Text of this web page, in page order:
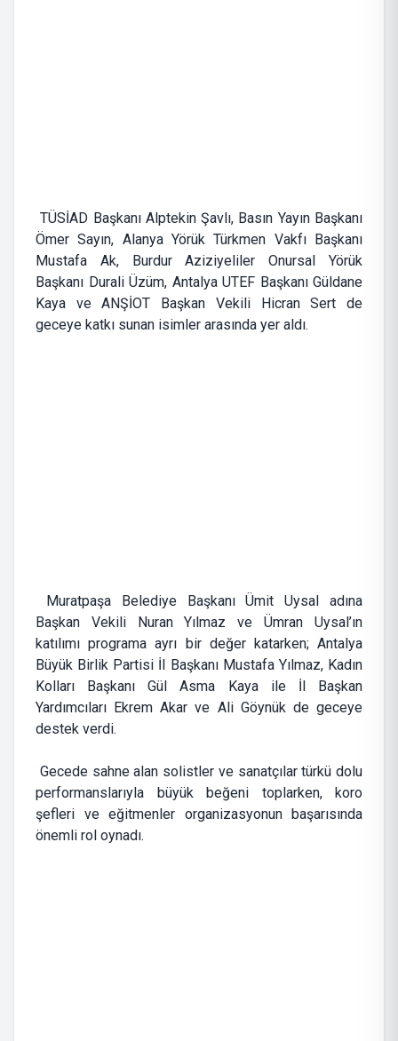
TÜSİAD Başkanı Alptekin Şavlı, Basın Yayın Başkanı
Ömer Sayın, Alanya Yörük Türkmen Vakfı Başkanı
Mustafa Ak, Burdur Aziziyeliler Onursal Yörük
Başkanı Durali Üzüm, Antalya UTEF Başkanı Güldane
Kaya ve ANŞİOT Başkan Vekili Hicran Sert de
geceye katkı sunan isimler arasında yer aldı.
Muratpaşa Belediye Başkanı Ümit Uysal adına
Başkan Vekili Nuran Yılmaz ve Ümran Uysal’ın
katılımı programa ayrı bir değer katarken; Antalya
Büyük Birlik Partisi İl Başkanı Mustafa Yılmaz, Kadın
Kolları Başkanı Gül Asma Kaya ile İl Başkan
Yardımcıları Ekrem Akar ve Ali Göynük de geceye
destek verdi.
Gecede sahne alan solistler ve sanatçılar türkü dolu
performanslarıyla büyük beğeni toplarken, koro
şefleri ve eğitmenler organizasyonun başarısında
önemli rol oynadı.